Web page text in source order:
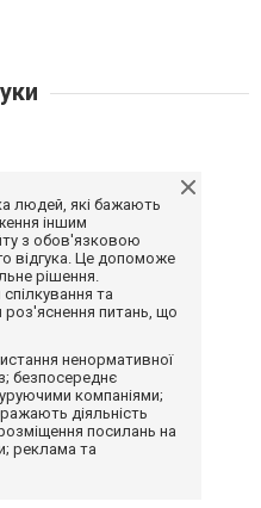
людей, які бажають
іншим
з обов'язковою
відгука. Це допоможе
рішення.
та
питань, що
ненормативної
безпосереднє
компаніями;
діяльність
розміщення посилань на
реклама та